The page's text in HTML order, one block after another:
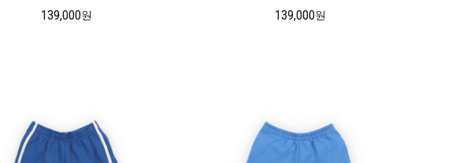
139,000원 139,000원